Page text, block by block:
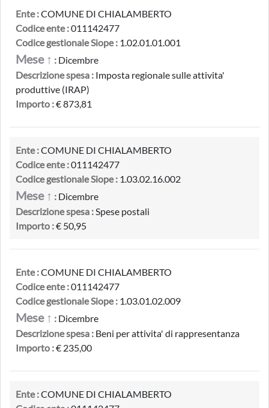
Ente :COMUNE DI CHIALAMBERTO
Codice ente :011142477
Codice gestionale Siope : 1.02.01.01.001
Mese ↑ : Dicembre
Descrizione spesa : Imposta regionale sulle attivita'
produttive (IRAP)
Importo :€ 873,81
Ente :COMUNE DI CHIALAMBERTO
Codice ente :011142477
Codice gestionale Siope : 1.03.02.16.002
Mese ↑ : Dicembre
Descrizione spesa :Spese postali
Importo :€ 50,95
Ente :COMUNE DI CHIALAMBERTO
Codice ente :011142477
Codice gestionale Siope : 1.03.01.02.009
Mese ↑ : Dicembre
Descrizione spesa : Beni per attivita' di rappresentanza
Importo :€ 235,00
Ente :COMUNE DI CHIALAMBERTO